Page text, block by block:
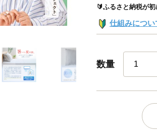
🔰ふるさと納税が
仕組みについ
数量